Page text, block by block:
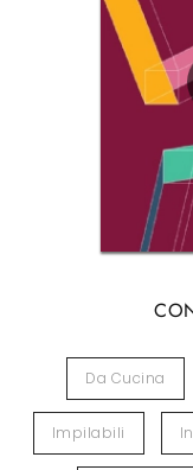
Da Cucina
Impilabili